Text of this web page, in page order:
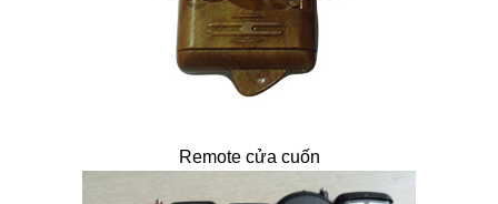
Remote cửa cuốn